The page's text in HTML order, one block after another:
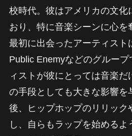
校時代。彼はアメリカの文化
おり、特に音楽シーンに心を
最初に出会ったアーティスト
Public Enemyなどのグルー
ィストが彼にとっては音楽
の手段としても大きな影響を
後、ヒップホップのリリック
し、自らもラップを始める